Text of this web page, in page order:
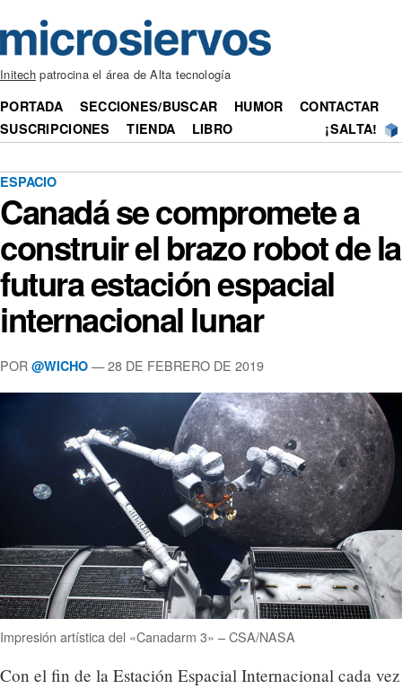
Initech patrocina el área de Alta tecnología
PORTADA SECCIONES/BUSCAR HUMOR
CONTACTAR
SUSCRIPCIONES
TIENDA LIBRO ¡SALTA!
ESPACIO
Canadá se compromete a
construir el brazo robot de la
futura estación espacial
internacional lunar
POR @WICHO — 28 DE FEBRERO DE 2019
Impresión artística del «Canadarm 3» – CSA/NASA
Con el fin de la Estación Espacial Internacional cada vez